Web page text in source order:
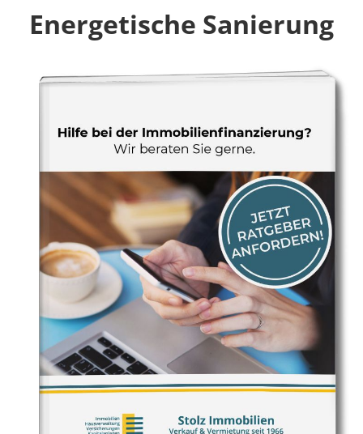
Energetische Sanierung